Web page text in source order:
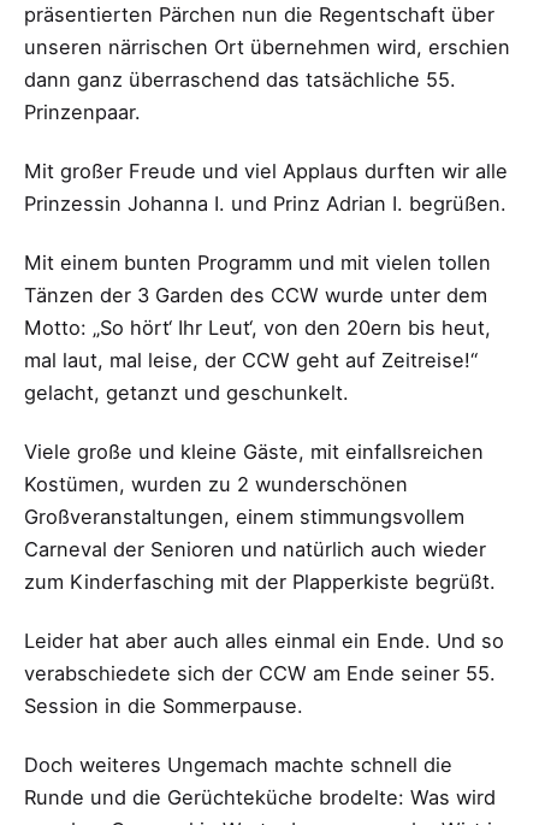
präsentierten Pärchen nun die Regentschaft über
unseren närrischen Ort übernehmen wird, erschien
dann ganz überraschend das tatsächliche 55.
Prinzenpaar.
Mit großer Freude und viel Applaus durften wir alle
Prinzessin Johanna I. und Prinz Adrian I. begrüßen.
Mit einem bunten Programm und mit vielen tollen
Tänzen der 3 Garden des CCW wurde unter dem
Motto: „So hört‘ Ihr Leut‘, von den 20ern bis heut,
mal laut, mal leise, der CCW geht auf Zeitreise!“
gelacht, getanzt und geschunkelt.
Viele große und kleine Gäste, mit einfallsreichen
Kostümen, wurden zu 2 wunderschönen
Großveranstaltungen, einem stimmungsvollem
Carneval der Senioren und natürlich auch wieder
zum Kinderfasching mit der Plapperkiste begrüßt.
Leider hat aber auch alles einmal ein Ende. Und so
verabschiedete sich der CCW am Ende seiner 55.
Session in die Sommerpause.
Doch weiteres Ungemach machte schnell die
Runde und die Gerüchteküche brodelte: Was wird